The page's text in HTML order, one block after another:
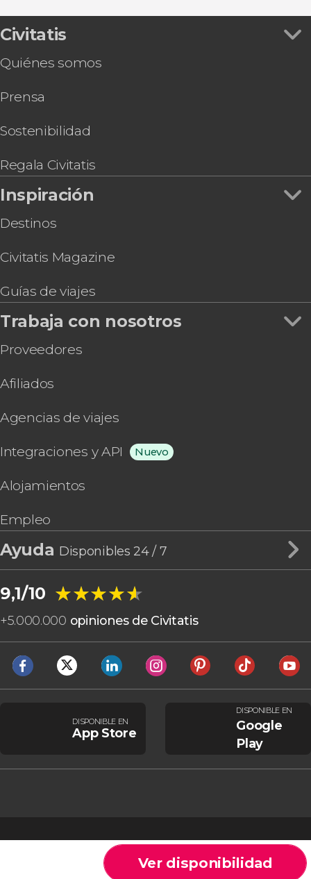
Ver disponibilidad
Tour de la lavanda por Tiedra
Civitatis
Quiénes somos
Prensa
Sostenibilidad
Regala Civitatis
Inspiración
Destinos
Civitatis Magazine
Guías de viajes
Trabaja con nosotros
Proveedores
Afiliados
Agencias de viajes
Integraciones y API Nuevo
Alojamientos
Empleo
Ayuda Disponibles 24 / 7
9,1/10 ★★★★★
★★★★★
+5.000.000 opiniones de Civitatis
DISPONIBLE EN
App Store
DISPONIBLE EN
Google
Play
Condiciones generales Aviso legal Política de privacidad Cookies